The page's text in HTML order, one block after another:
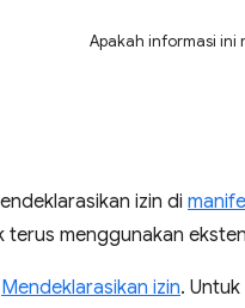
Apakah informasi ini
izin di
menggunakan
Mendeklarasikan izin.